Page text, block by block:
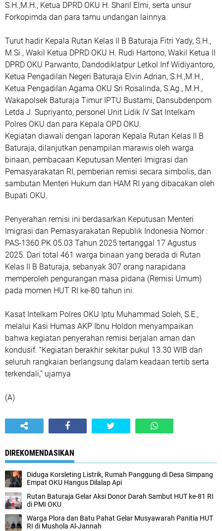
S.H.,M.H., Ketua DPRD OKU H. Sharil Elmi, serta unsur
Forkopimda dan para tamu undangan lainnya.
Turut hadir Kepala Rutan Kelas II B Baturaja Fitri Yady, S.H.,
M.Si., Wakil Ketua DPRD OKU H. Rudi Hartono, Wakil Ketua II
DPRD OKU Parwanto, Dandodiklatpur Letkol Inf Widiyantoro,
Ketua Pengadilan Negeri Baturaja Elvin Adrian, S.H.,M.H.,
Ketua Pengadilan Agama OKU Sri Rosalinda, S.Ag., M.H.,
Wakapolsek Baturaja Timur IPTU Bustami, Dansubdenpom
Letda J. Supriyanto, personel Unit Lidik IV Sat Intelkam
Polres OKU dan para Kepala OPD OKU.
Kegiatan diawali dengan laporan Kepala Rutan Kelas II B
Baturaja, dilanjutkan penampilan marawis oleh warga
binaan, pembacaan Keputusan Menteri Imigrasi dan
Pemasyarakatan RI, pemberian remisi secara simbolis, dan
sambutan Menteri Hukum dan HAM RI yang dibacakan oleh
Bupati OKU.
Penyerahan remisi ini berdasarkan Keputusan Menteri
Imigrasi dan Pemasyarakatan Republik Indonesia Nomor :
PAS-1360.PK.05.03 Tahun 2025 tertanggal 17 Agustus
2025. Dari total 461 warga binaan yang berada di Rutan
Kelas II B Baturaja, sebanyak 307 orang narapidana
memperoleh pengurangan masa pidana (Remisi Umum)
pada momen HUT RI ke-80 tahun ini.
Kasat Intelkam Polres OKU Iptu Muhammad Soleh, S.E.,
melalui Kasi Humas AKP Ibnu Holdon menyampaikan
bahwa kegiatan penyerahan remisi berjalan aman dan
kondusif. “Kegiatan berakhir sekitar pukul 13.30 WIB dan
seluruh rangkaian berlangsung dalam keadaan tertib serta
terkendali,” ujarnya
(A)
DIREKOMENDASIKAN
Diduga Korsleting Listrik, Rumah Panggung di Desa Simpang
Empat OKU Hangus Dilalap Api
Rutan Baturaja Gelar Aksi Donor Darah Sambut HUT ke-81 RI
di PMI OKU
Warga Plora dan Batu Pahat Gelar Musyawarah Panitia HUT
RI di Mushola Al-Jannah